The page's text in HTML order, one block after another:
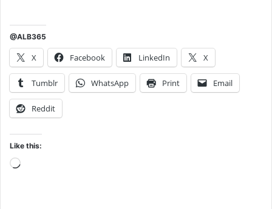
@ALB365
X Facebook LinkedIn X
Tumblr WhatsApp Print Email
Reddit
Like this:
Loading…